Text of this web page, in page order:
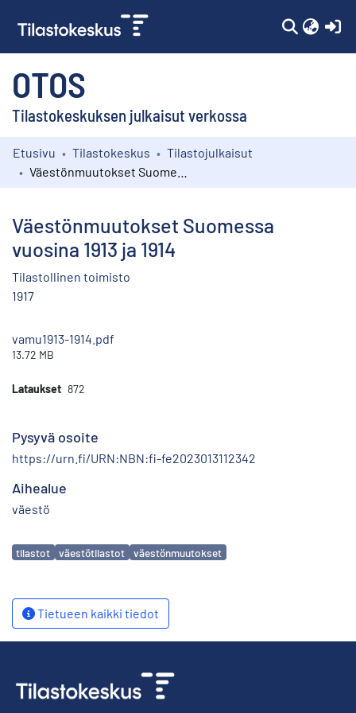
OTOS
Tilastokeskuksen julkaisut verkossa
Kokoelmat
Etusivu Tilastokeskus
Tilastojulkaisut
Väestönmuutokset Suomessa
vuosina 1913 ja 1914
Tilastollinen toimisto
1917
vamu1913-1914.pdf
13.72 MB
Lataukset 872
Pysyvä osoite
https://urn.fi/URN:NBN:fi-fe2023013112342
Aihealue
väestö
Avainsanat
tilastot väestötilastot väestönmuutokset
Tietueen kaikki tiedot